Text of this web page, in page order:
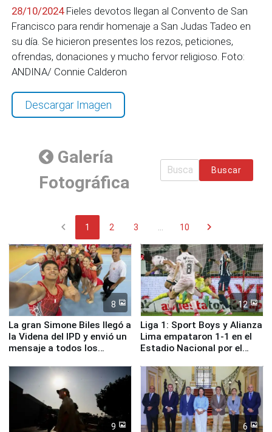
28/10/2024Fieles devotos llegan al Convento de San
Francisco para rendir homenaje a San Judas Tadeo en
su día. Se hicieron presentes los rezos, peticiones,
ofrendas, donaciones y mucho fervor religioso. Foto:
ANDINA/ Connie Calderon
Descargar Imagen
Galería
Fotográfica
Buscar
chevron_left 1 2 3 10 chevron_right
8
La gran Simone Biles llegó a
la Videna del IPD y envió un
mensaje a todos los
12
Liga 1: Sport Boys y Alianza
Lima empataron 1-1 en el
Estadio Nacional por el
9 6